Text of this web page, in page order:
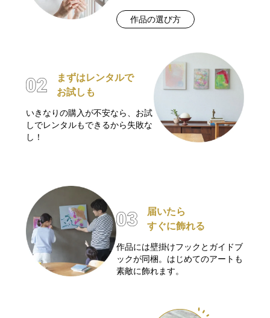
作品の選び方
まずはレンタルで
お試しも
いきなりの購入が不安なら、お試
しでレンタルもできるから失敗な
し！
届いたら
すぐに飾れる
作品には壁掛けフックとガイドブ
ックが同梱。はじめてのアートも
素敵に飾れます。